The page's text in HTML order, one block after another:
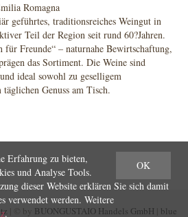
Romagna
geführtes, traditionsreiches Weingut in
Teil der Region seit rund 60?Jahren.
für Freunde“ – naturnahe Bewirtschaftung,
das Sortiment. Die Weine sind
ideal sowohl zu geselligem
Genuss am Tisch.
| © by BUONGUSTAIO Handels GmbH blue
OK
Erfahrung zu bieten,
und Analyse Tools.
dieser Website erklären Sie sich damit
verwendet werden. Weitere
.